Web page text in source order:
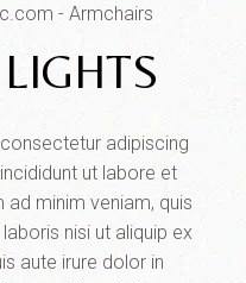
Armchairs
adipiscing
ut labore et
ad minim veniam, quis
nisi ut aliquip ex
aute irure dolor in